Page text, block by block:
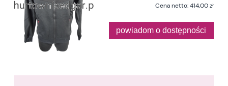
Cena netto:414,00 zł
powiadom o dostępności